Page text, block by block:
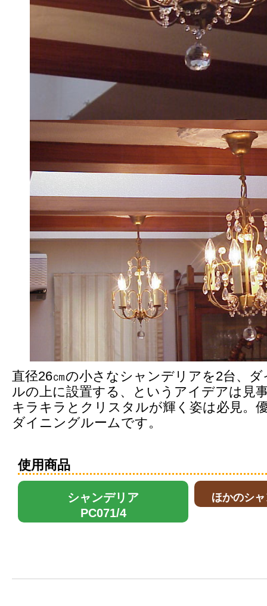
直径26㎝の小さなシャンデリアを2台、
ルの上に設置する、というアイデアは見
キラキラとクリスタルが輝く姿は必見。
ダイニングルームです。
使用商品
シャンデリア
PC071/4
ほかのシ